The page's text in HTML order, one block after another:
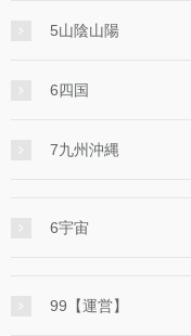
5山陰山陽
6四国
7九州沖縄
6宇宙
99【運営】